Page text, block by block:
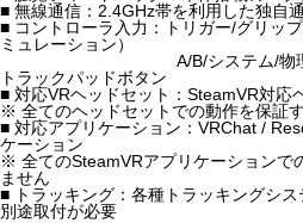
■ 無線通信：2.4GHz帯を利用した独自
■ コントローラ入力：トリガー/グリッ
ミュレーション）
A/B/システム/物理トリガ
トラックパッドボタン
■ 対応VRヘッドセット：SteamVR対応
※ 全てのヘッドセットでの動作を保証
■ 対応アプリケーション：VRChat /
ケーション
※ 全てのSteamVRアプリケーションで
ません
■ トラッキング：各種トラッキングシ
別途取付が必要